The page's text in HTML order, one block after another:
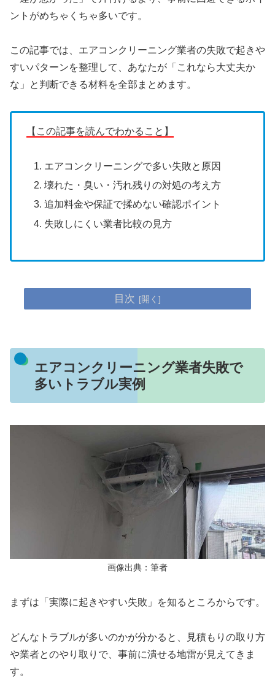
ントがめちゃくちゃ多いです。
この記事では、エアコンクリーニング業者の失敗で起きや
すいパターンを整理して、あなたが「これなら大丈夫か
な」と判断できる材料を全部まとめます。
【この記事を読んでわかること】
エアコンクリーニングで多い失敗と原因
壊れた・臭い・汚れ残りの対処の考え方
追加料金や保証で揉めない確認ポイント
失敗しにくい業者比較の見方
目次
エアコンクリーニング業者失敗で
多いトラブル実例
画像出典：筆者
まずは「実際に起きやすい失敗」を知るところからです。
どんなトラブルが多いのかが分かると、見積もりの取り方
や業者とのやり取りで、事前に潰せる地雷が見えてきま
す。